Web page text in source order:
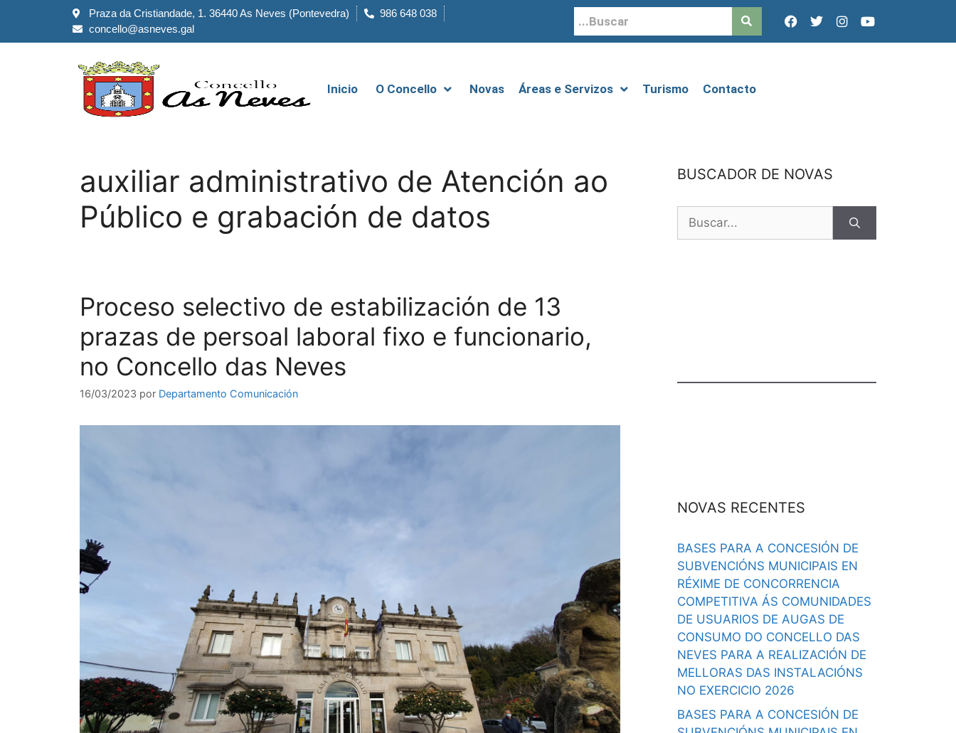
Praza da Cristiandade, 1. 36440 As Neves (Pontevedra)
986 648 038
concello@asneves.gal
Inicio O Concello Novas Áreas e Servizos Turismo Contacto
auxiliar administrativo de Atención ao
Público e grabación de datos
Proceso selectivo de estabilización de 13
prazas de persoal laboral fixo e funcionario,
no Concello das Neves
16/03/2023 por Departamento Comunicación
BUSCADOR DE NOVAS
NOVAS RECENTES
BASES PARA A CONCESIÓN DE
SUBVENCIÓNS MUNICIPAIS EN
RÉXIME DE CONCORRENCIA
COMPETITIVA ÁS COMUNIDADES
DE USUARIOS DE AUGAS DE
CONSUMO DO CONCELLO DAS
NEVES PARA A REALIZACIÓN DE
MELLORAS DAS INSTALACIÓNS
NO EXERCICIO 2026
BASES PARA A CONCESIÓN DE